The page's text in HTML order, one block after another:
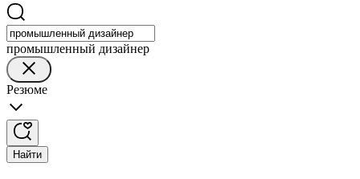
промышленный дизайнер
Резюме
Найти